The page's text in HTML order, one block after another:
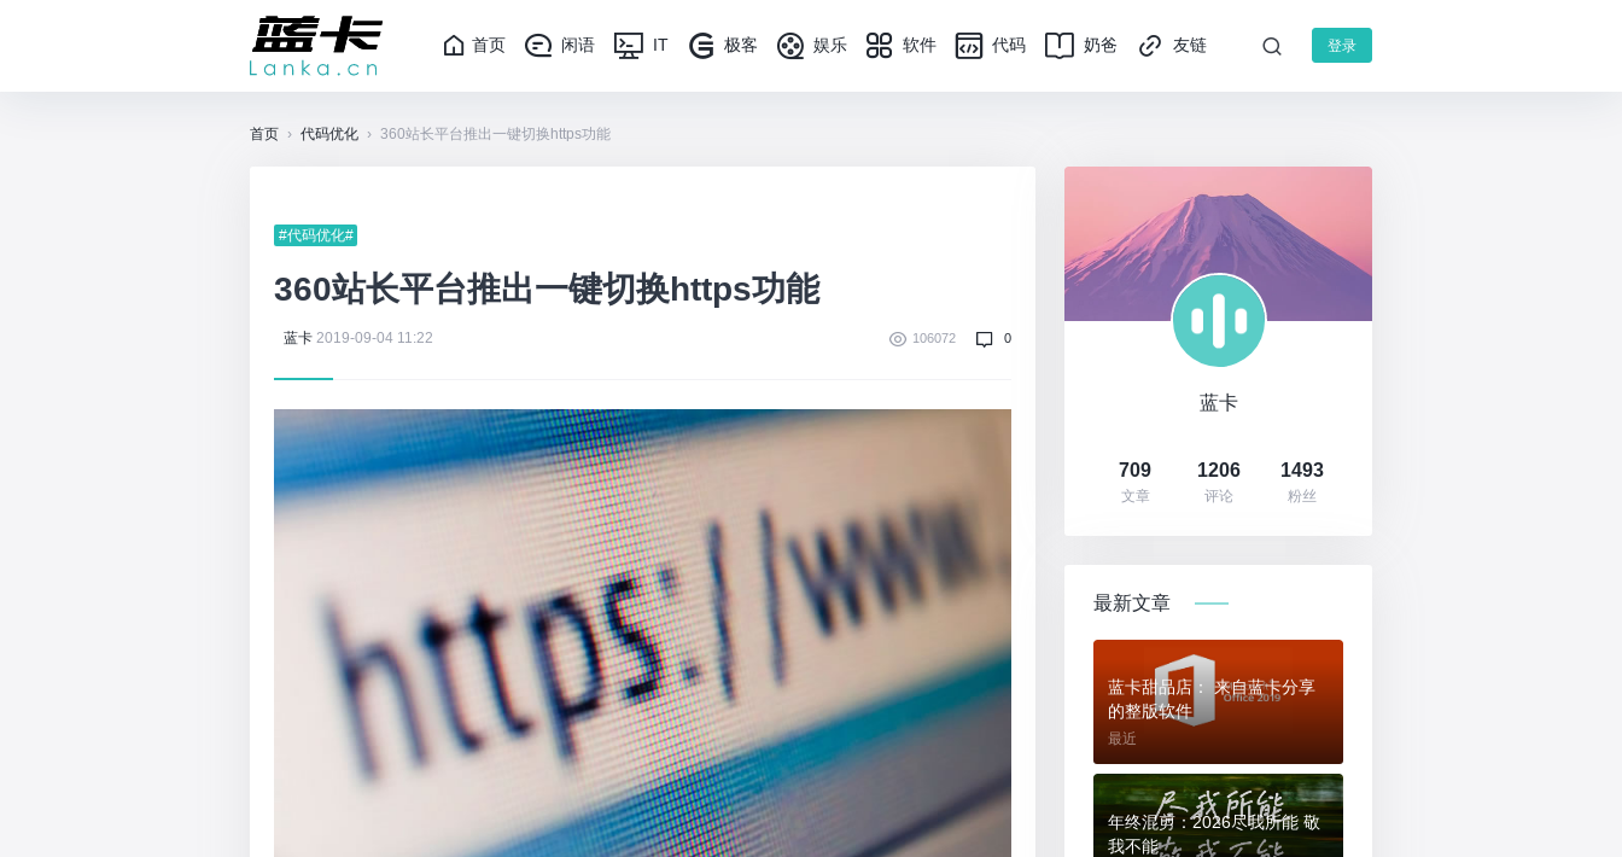
首页 闲语 IT 极客 娱乐 软件 代码 奶爸 友链 登录
首页 › 代码优化 › 360站长平台推出一键切换https功能
#代码优化#
360站长平台推出一键切换https功能
蓝卡 2019-09-04 11:22 106072 0
蓝卡
709
文章
1206
评论
1493
粉丝
最新文章
蓝卡甜品店： 来自蓝卡分享
的整版软件
最近
年终混剪：2026尽我所能 敬
我不能